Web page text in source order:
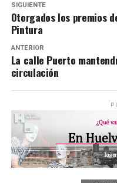
SIGUIENTE
Otorgados los premios
Pintura
ANTERIOR
La calle Puerto
circulación